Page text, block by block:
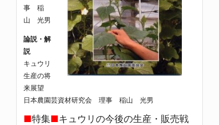
事 稲
山 光男
論説・解
説
キュウリ
生産の将
来展望
日本農園芸資材研究会 理事 稲山 光男
■特集■キュウリの今後の生産・販売戦